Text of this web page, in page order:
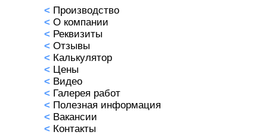
< Производство
< О компании
< Реквизиты
< Отзывы
< Калькулятор
< Цены
< Видео
< Галерея работ
< Полезная информация
< Вакансии
< Контакты